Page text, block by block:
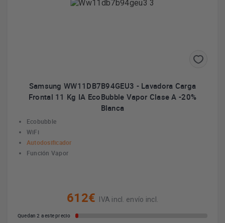
Samsung WW11DB7B94GEU3 - Lavadora Carga
Frontal 11 Kg IA EcoBubble Vapor Clase A -20%
Blanca
Ecobubble
WiFi
Autodosificador
Función Vapor
612€ IVA incl. envío incl.
Quedan 2 a este precio